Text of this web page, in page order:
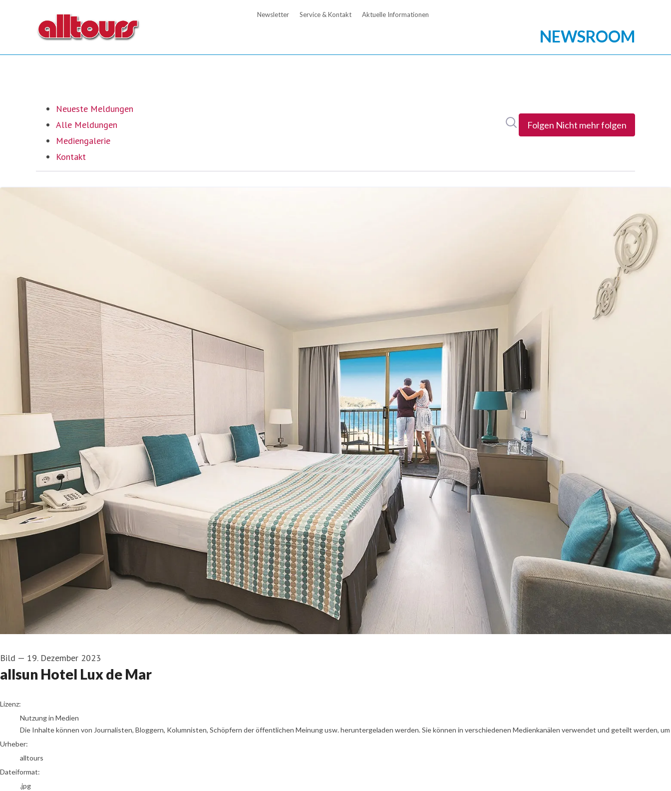
Neueste Meldungen
Alle Meldungen
Mediengalerie
Kontakt
Folgen Nicht mehr folgen
Bild — 19. Dezember 2023
allsun Hotel Lux de Mar
alltours
Lizenz:
Nutzung in Medien
Die Inhalte können von Journalisten, Bloggern, Kolumnisten, Schöpfern der öffentlichen Meinung usw. heruntergeladen werden. Sie können in verschiedenen Medienkanälen verwendet und geteilt
Urheber:
alltours
Dateiformat:
.jpg